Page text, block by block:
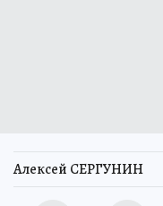
Алексей СЕРГУНИН